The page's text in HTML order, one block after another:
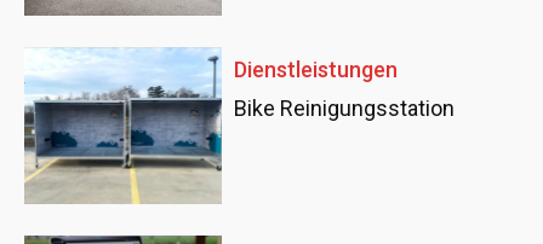
Dienstleistungen
Bike Reinigungsstation